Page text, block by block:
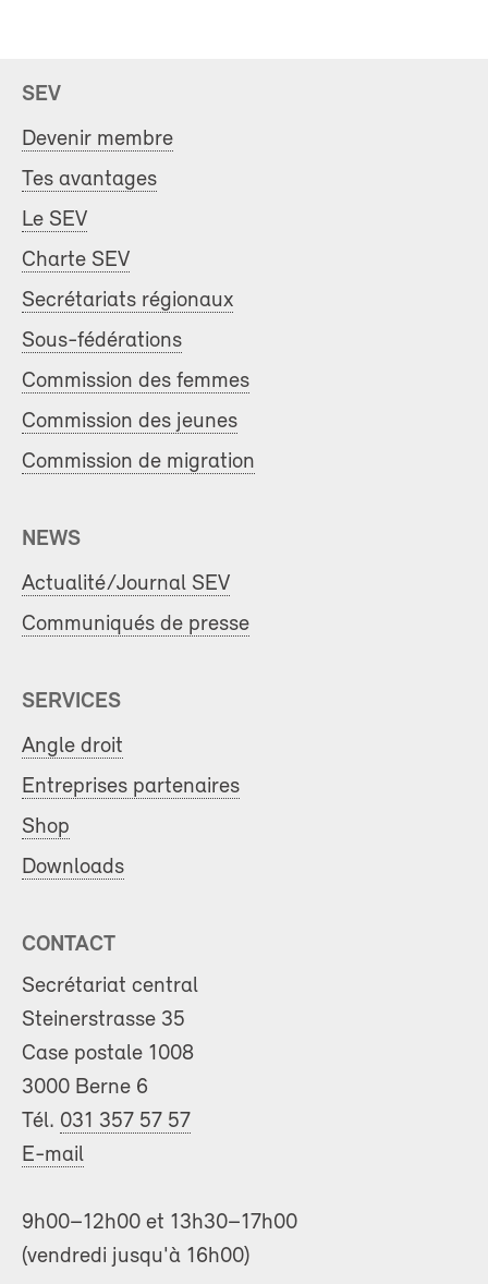
SEV
Devenir membre
Tes avantages
Le SEV
Charte SEV
Secrétariats régionaux
Sous-fédérations
Commission des femmes
Commission des jeunes
Commission de migration
NEWS
Actualité/Journal SEV
Communiqués de presse
SERVICES
Angle droit
Entreprises partenaires
Shop
Downloads
CONTACT
Secrétariat central
Steinerstrasse 35
Case postale 1008
3000 Berne 6
Tél. 031 357 57 57
E-mail
9h00–12h00 et 13h30–17h00
(vendredi jusqu'à 16h00)